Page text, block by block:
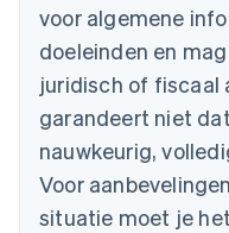
voor algemene
doeleinden en
juridisch of fiscaal
garandeert niet
nauwkeurig,
Voor
situatie moet je
Canada
English Français
Cyprus
English
Denemarken
English
Duitsland
DeutschEnglish
Estland